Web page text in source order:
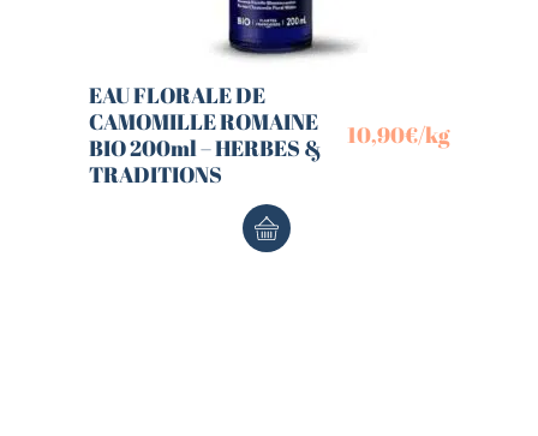
EAU FLORALE DE
CAMOMILLE ROMAINE
BIO 200ml – HERBES &
TRADITIONS
10,90€/kg